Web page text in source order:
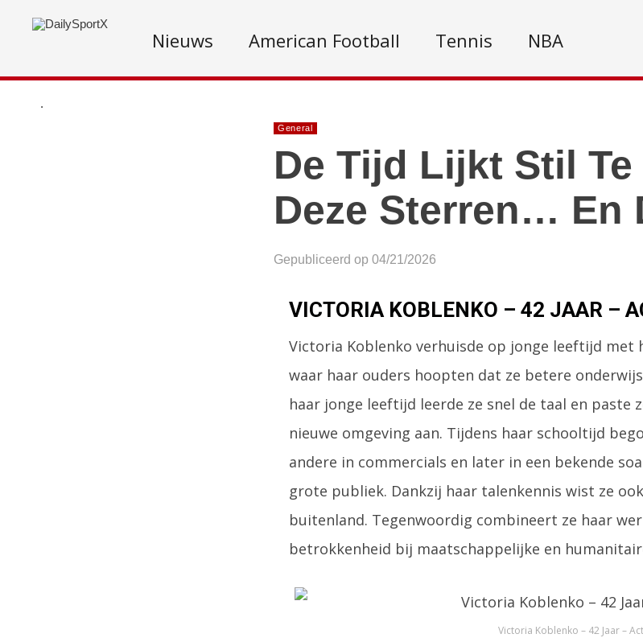
Nieuws American Football Tennis NBA
.
General
De Tijd Lijkt Stil
Deze Sterren… En
Gepubliceerd op 04/21/2026
VICTORIA KOBLENKO – 42 JAAR –
Victoria Koblenko verhuisde op jonge leeftijd met
waar haar ouders hoopten dat ze betere
haar jonge leeftijd leerde ze snel de taal en paste
nieuwe omgeving aan. Tijdens haar schooltijd
andere in commercials en later in een bekende
grote publiek. Dankzij haar talenkennis wist ze
buitenland. Tegenwoordig combineert ze haar
betrokkenheid bij maatschappelijke en
Victoria Koblenko – 42 Jaar –